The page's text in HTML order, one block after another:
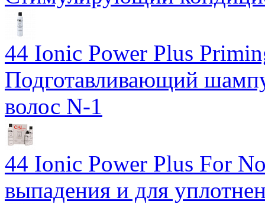
44 Ionic Power Plus
Подготавливающий
волос N-1
44 Ionic Power Plus For
выпадения и для